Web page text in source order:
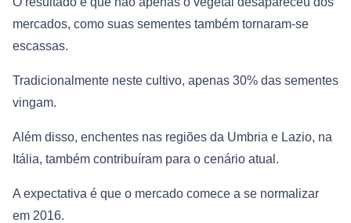
mercados, como suas sementes também tornaram-se
escassas.
Tradicionalmente neste cultivo, apenas 30% das sementes
vingam.
Além disso, enchentes nas regiões da Umbria e Lazio, na
Itália, também contribuíram para o cenário atual.
A expectativa é que o mercado comece a se normalizar
em 2016.